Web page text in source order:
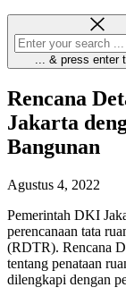
... & press enter
Rencana
Jakarta
Bangunan
Agustus 4, 2022
Pemerintah DKI
perencanaan tata
(RDTR). Rencana
tentang penataan
dilengkapi dengan